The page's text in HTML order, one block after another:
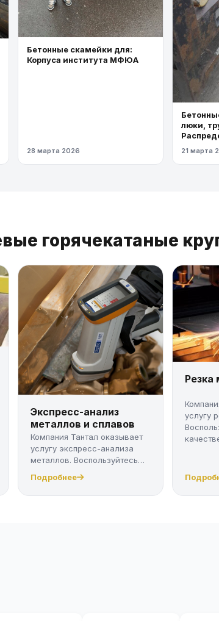
Бетонные скамейки для:
Корпуса института МФЮА
28 марта 2026
люки,
21 марта
горячекатаные
Экспресс-анализ
металлов и сплавов
Компания Тантал оказывает
услугу экспресс-анализа
металлов. Воспользуйтесь
Подробнее
Резка
услугу